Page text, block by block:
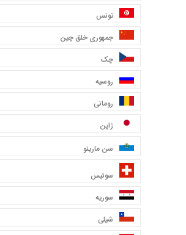
تونس
جمهوری خلق چین
چک
روسیه
رومانی
ژاپن
سن مارینو
سوئیس
سوریه
شیلی